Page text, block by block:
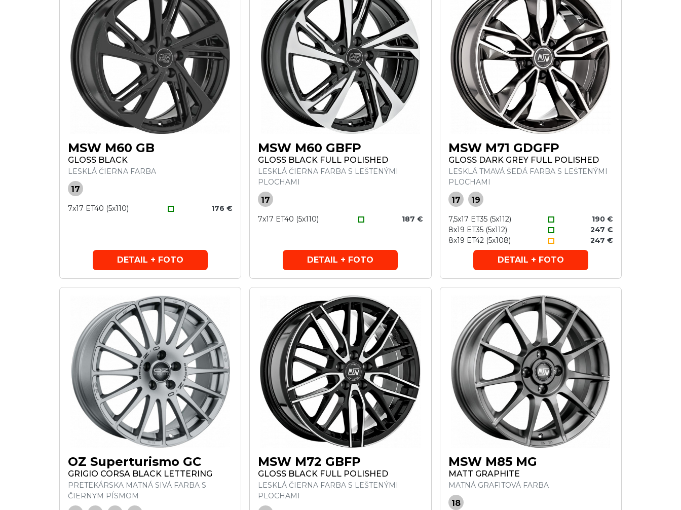
MSW M60 GB
GLOSS BLACK
LESKLÁ ČIERNA FARBA
17
7x17 ET40 (5x110) 176 €
DETAIL + FOTO
MSW M60 GBFP
GLOSS BLACK FULL POLISHED
LESKLÁ ČIERNA FARBA S LEŠTENÝMI
PLOCHAMI
17
7x17 ET40 (5x110) 187 €
DETAIL + FOTO
MSW M71 GDGFP
GLOSS DARK GREY FULL POLISHED
LESKLÁ TMAVÁ ŠEDÁ FARBA S LEŠTENÝMI
PLOCHAMI
17 19
7,5x17 ET35 (5x112)
190 €
8x19 ET35 (5x112)
247 €
8x19 ET42 (5x108)
247 €
DETAIL + FOTO
OZ Superturismo GC
GRIGIO CORSA BLACK LETTERING
PRETEKÁRSKA MATNÁ SIVÁ FARBA S
ČIERNYM PÍSMOM
MSW M72 GBFP
GLOSS BLACK FULL POLISHED
LESKLÁ ČIERNA FARBA S LEŠTENÝMI
PLOCHAMI
MSW M85 MG
MATT GRAPHITE
MATNÁ GRAFITOVÁ FARBA
18